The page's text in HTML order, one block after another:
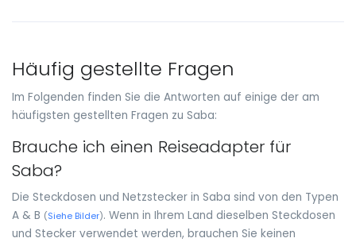
Häufig gestellte Fragen
Im Folgenden finden Sie die Antworten auf einige der am
häufigsten gestellten Fragen zu Saba:
Brauche ich einen Reiseadapter für
Saba?
Die Steckdosen und Netzstecker in Saba sind von den Typen
A & B (Siehe Bilder). Wenn in Ihrem Land dieselben Steckdosen
und Stecker verwendet werden, brauchen Sie keinen